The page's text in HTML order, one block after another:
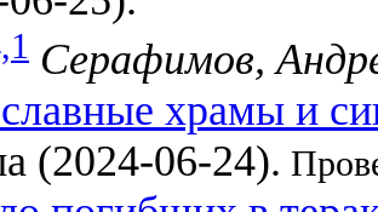
Серафимов,
храмы и
(2024-06-24).